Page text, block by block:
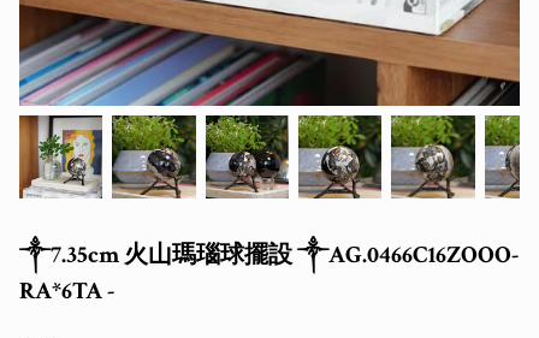
༒7.35cm 火山瑪瑙球擺設 ༒AG.0466C16ZOOO-
RA*6TA -